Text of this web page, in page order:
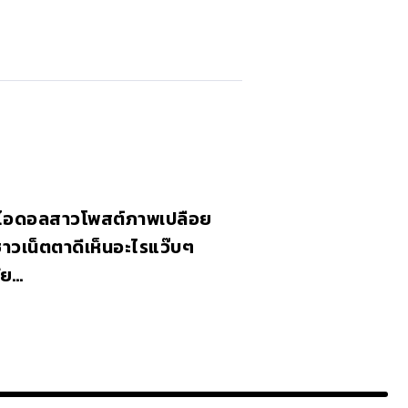
อดอลสาวโพสต์ภาพเปลือย
วเน็ตตาดีเห็นอะไรแว๊บๆ
…